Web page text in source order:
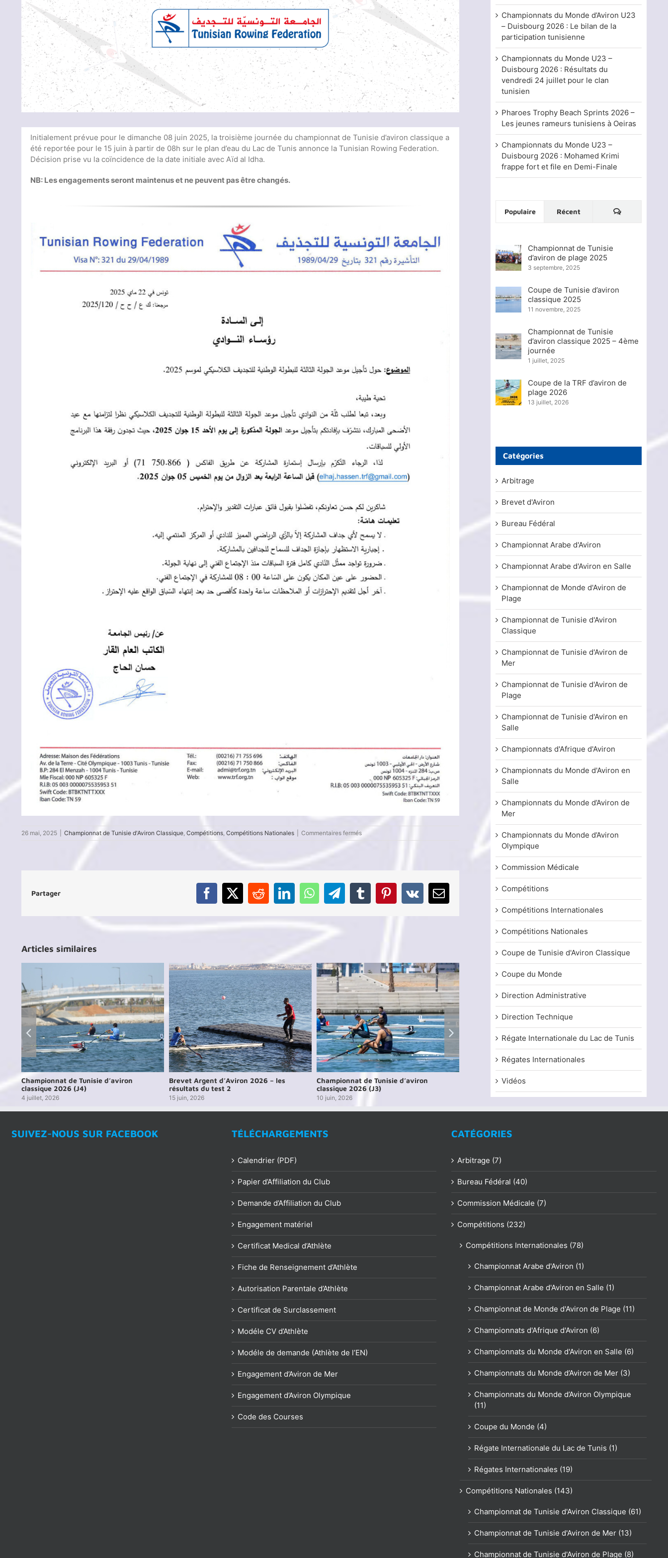
Initialement prévue pour le dimanche 08 juin 2025, la troisième journée du championnat de Tunisie d’aviron classique a
été reportée pour le 15 juin à partir de 08h sur le plan d’eau du Lac de Tunis annonce la Tunisian Rowing Federation.
Décision prise vu la coïncidence de la date initiale avec Aïd al Idha.
NB: Les engagements seront maintenus et ne peuvent pas être changés.
26 mai, 2025 Championnat de Tunisie d'Aviron Classique, Compétitions, Compétitions Nationales Commentaires ferméssur
2025
–
3ème
Partager Facebook
X RedditLinkedInWhatsApp
TelegramTumblrPinterest
Vk Email
Articles similaires
Championnat de Tunisie d’aviron
classique 2026 (J4)
4 juillet, 2026
Brevet Argent d’Aviron 2026 – les
résultats du test 2
15 juin, 2026
Championnat de Tunisie d’aviron
classique 2026 (J3)
10 juin, 2026
Coupe de la TRF d’aviron de plage 2026
13 juillet, 2026
4 juillet, 2026
Championnats du Monde d’Aviron U23
– Duisbourg 2026 : Le bilan de la
participation tunisienne
Championnats du Monde U23 –
Duisbourg 2026 : Résultats du
vendredi 24 juillet pour le clan
tunisien
Pharoes Trophy Beach Sprints 2026 –
Les jeunes rameurs tunisiens à Oeiras
Championnats du Monde U23 –
Duisbourg 2026 : Mohamed Krimi
frappe fort et file en Demi-Finale
Populaire Récent
Championnat de Tunisie
d’aviron de plage 2025
3 septembre, 2025
Coupe de Tunisie d’aviron
classique 2025
11 novembre, 2025
Championnat de Tunisie
d’aviron classique 2025 – 4ème
journée
1 juillet, 2025
Coupe de la TRF d’aviron de
plage 2026
13 juillet, 2026
Catégories
Arbitrage
Brevet d'Aviron
Bureau Fédéral
Championnat Arabe d'Aviron
Championnat Arabe d'Aviron en Salle
Championnat de Monde d'Aviron de
Plage
Championnat de Tunisie d'Aviron
Classique
Championnat de Tunisie d'Aviron de
Mer
Championnat de Tunisie d'Aviron de
Plage
Championnat de Tunisie d'Aviron en
Salle
Championnats d'Afrique d'Aviron
Championnats du Monde d'Aviron en
Salle
Championnats du Monde d’Aviron de
Mer
Championnats du Monde d’Aviron
Olympique
Commission Médicale
Compétitions
Compétitions Internationales
Compétitions Nationales
Coupe de Tunisie d'Aviron Classique
Coupe du Monde
Direction Administrative
Direction Technique
Régate Internationale du Lac de Tunis
Régates Internationales
Vidéos
SUIVEZ-NOUS SUR FACEBOOK TÉLÉCHARGEMENTS
Calendrier (PDF)
Papier d’Affiliation du Club
Demande d’Affiliation du Club
Engagement matériel
Certificat Medical d’Athlète
Fiche de Renseignement d’Athlète
Autorisation Parentale d’Athlète
Certificat de Surclassement
Modéle CV d’Athlète
Modéle de demande (Athlète de l’EN)
Engagement d’Aviron de Mer
Engagement d’Aviron Olympique
Code des Courses
CATÉGORIES
Arbitrage (7)
Bureau Fédéral (40)
Commission Médicale (7)
Compétitions (232)
Compétitions Internationales (78)
Championnat Arabe d'Aviron (1)
Championnat Arabe d'Aviron en Salle (1)
Championnat de Monde d'Aviron de Plage (11)
Championnats d'Afrique d'Aviron (6)
Championnats du Monde d'Aviron en Salle (6)
Championnats du Monde d’Aviron de Mer (3)
Championnats du Monde d’Aviron Olympique
(11)
Coupe du Monde (4)
Régate Internationale du Lac de Tunis (1)
Régates Internationales (19)
Compétitions Nationales (143)
Championnat de Tunisie d'Aviron Classique (61)
Championnat de Tunisie d'Aviron de Mer (13)
Championnat de Tunisie d'Aviron de Plage (8)